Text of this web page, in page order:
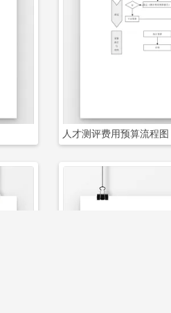
人才测评费用预算流程图
立即下载